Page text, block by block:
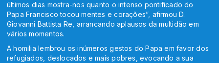
últimos dias mostra-nos quanto o intenso pontificado do
Papa Francisco tocou mentes e corações”, afirmou D.
Giovanni Battista Re, arrancando aplausos da multidão em
vários momentos.
A homilia lembrou os inúmeros gestos do Papa em favor dos
refugiados, deslocados e mais pobres, evocando a sua